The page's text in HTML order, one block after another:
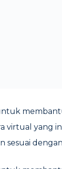
virtual yang
sesuai